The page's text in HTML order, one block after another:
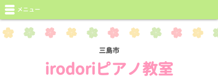
三島市
irodoriピアノ教室
メニュー